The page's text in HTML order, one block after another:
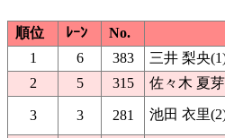
順位
ﾚｰﾝ No.
1
6 383 三井 梨央
2
5 315 佐々木 夏
3 3 281 池田 衣里